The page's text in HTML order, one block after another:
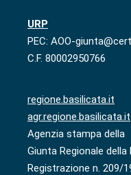
URP
PEC: AOO-
C.F. 80002950766
regione.basilicata.it
agr.regione.basilicata.it
Agenzia stampa della
Giunta Regionale
Registrazione n. 209/